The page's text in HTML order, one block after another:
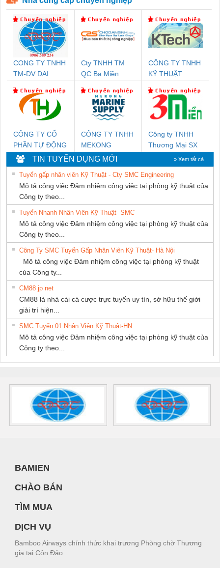
CONG TY TNHH
TM-DV DAI
Cty TNHH TM
QC Ba Miền
CÔNG TY TNHH
KỸ THUẬT
NAM
CÔNG TY CỔ
PHẦN TỰ ĐỘNG
TIẾN HƯNG
CÔNG TY TNHH
MEKONG
MARINE
SUPPLY
Công ty TNHH
Thương Mại SX
TIN TUYỂN DỤNG MỚI » Xem tất cả
Tuyển gấp nhân viên Kỹ Thuật - Cty SMC Engineering
Mô tả công việc Đảm nhiệm công việc tại phòng kỹ thuật của
Công ty theo...
Tuyển Nhanh Nhân Viên Kỹ Thuật- SMC
Mô tả công việc Đảm nhiệm công việc tại phòng kỹ thuật của
Công ty theo...
Công Ty SMC Tuyển Gấp Nhân Viên Kỹ Thuật- Hà Nội
Mô tả công việc Đảm nhiệm công việc tại phòng kỹ thuật
của Công ty...
CM88 jp net
CM88 là nhà cái cá cược trực tuyến uy tín, sở hữu thế giới
giải trí hiện...
SMC Tuyển 01 Nhân Viên Kỹ Thuật-HN
Mô tả công việc Đảm nhiệm công việc tại phòng kỹ thuật của
Công ty theo...
BAMIEN
CHÀO BÁN
TÌM MUA
DỊCH VỤ
Bamboo Airways chính thức khai trương Phòng chờ Thương
gia tại Côn Đảo